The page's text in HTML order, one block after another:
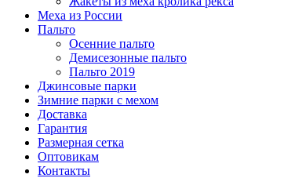
Меха из России
Пальто
Осенние пальто
Демисезонные пальто
Пальто 2019
Джинсовые парки
Зимние парки с мехом
Доставка
Гарантия
Размерная сетка
Оптовикам
Контакты